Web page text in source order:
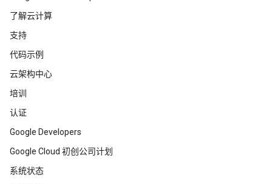
了解云计算
支持
代码示例
云架构中心
培训
认证
Google Developers
Google Cloud 初创公司计划
系统状态